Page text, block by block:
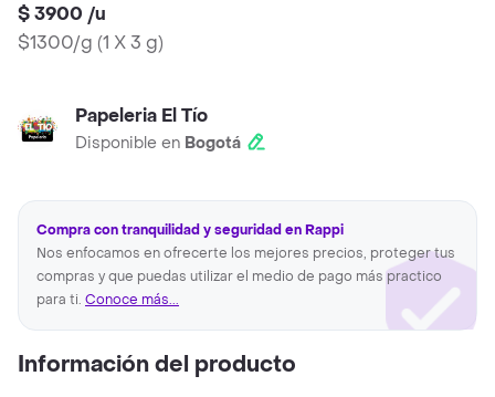
$ 3900 /u
$1300/g (1 X 3 g)
Papeleria El Tío
Disponible en Bogotá
Compra con tranquilidad y seguridad en Rappi
Nos enfocamos en ofrecerte los mejores precios, proteger tus
compras y que puedas utilizar el medio de pago más practico
para ti. Conoce más...
Información del producto